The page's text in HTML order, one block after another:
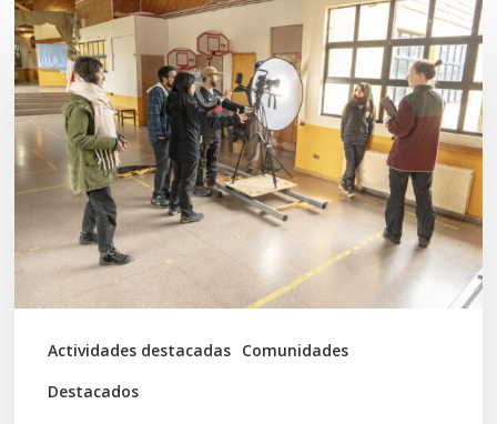
Actividades destacadas Comunidades
Destacados
Toda
el
agua
del
mar:
largometraje
de
ficción
se
graba